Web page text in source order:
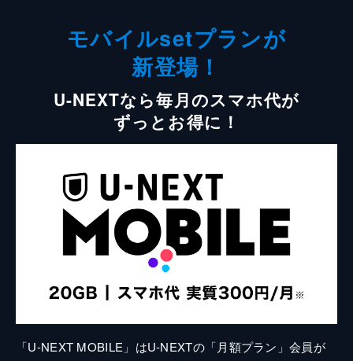
モバイルsetプランが
新登場！
U-NEXTなら毎月のスマホ代が
ずっとお得に！
「U-NEXT MOBILE」はU-NEXTの「月額プラン」会員が